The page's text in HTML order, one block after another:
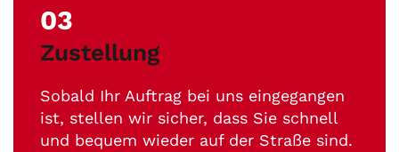
03
Zustellung
Sobald Ihr Auftrag bei uns eingegangen
ist, stellen wir sicher, dass Sie schnell
und bequem wieder auf der Straße sind.